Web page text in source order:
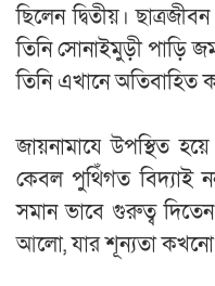
ছিলেন দ্বিতীয়।
তিনি সোনাইমুড়ী পাড়ি
তিনি এখানে অতিবাহিত
‎জায়নামাযে উপস্থিত
কেবল পুথিঁগত বিদ্যাই
সমান ভাবে গুরুত্ব
আলো, যার শূন্যতা